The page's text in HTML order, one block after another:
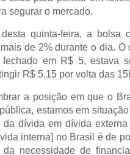
segurar o mercado.
quinta-feira, a bolsa
de 2% durante o dia. O
fechado em R$ 5, estava
R$ 5,15 por volta das
a posição em que o
estamos em
da dívida em dívida
interna] no Brasil é de
necessidade de